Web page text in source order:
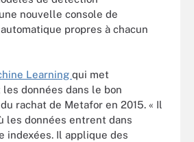
nouvelle console de
propres à chacun
Learning qui met
données dans le bon
rachat de Metafor en 2015. « Il
les données entrent dans
indexées. Il applique des